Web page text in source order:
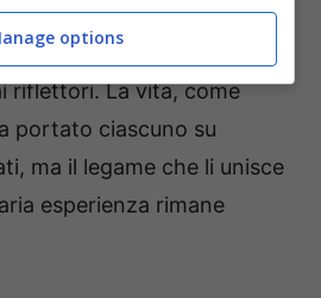
mentre altri hanno
diverse,
riflettori. La vita, come
portato ciascuno su
ma il legame che li unisce
esperienza rimane
options